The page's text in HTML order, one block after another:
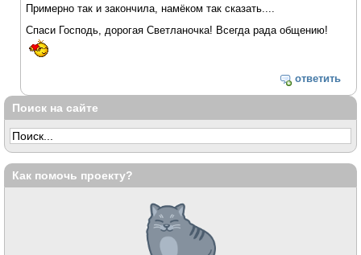
Примерно так и закончила, намёком так сказать....
Спаси Господь, дорогая Светланочка! Всегда рада общению!
ответить
Поиск на сайте
Как помочь проекту?